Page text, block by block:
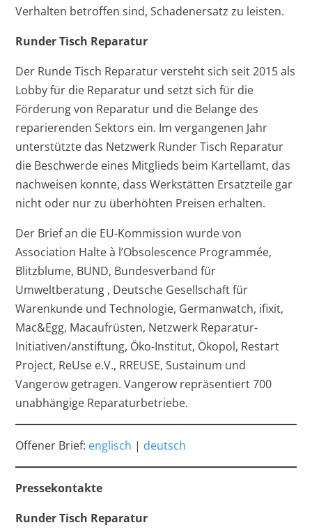
Verhalten betroffen sind, Schadenersatz zu leisten.
Runder Tisch Reparatur
Der Runde Tisch Reparatur versteht sich seit 2015 als
Lobby für die Reparatur und setzt sich für die
Förderung von Reparatur und die Belange des
reparierenden Sektors ein. Im vergangenen Jahr
unterstützte das Netzwerk Runder Tisch Reparatur
die Beschwerde eines Mitglieds beim Kartellamt, das
nachweisen konnte, dass Werkstätten Ersatzteile gar
nicht oder nur zu überhöhten Preisen erhalten.
Der Brief an die EU-Kommission wurde von
Association Halte à l’Obsolescence Programmée,
Blitzblume, BUND, Bundesverband für
Umweltberatung , Deutsche Gesellschaft für
Warenkunde und Technologie, Germanwatch, ifixit,
Mac&Egg, Macaufrüsten, Netzwerk Reparatur-
Initiativen/anstiftung, Öko-Institut, Ökopol, Restart
Project, ReUse e.V., RREUSE, Sustainum und
Vangerow getragen. Vangerow repräsentiert 700
unabhängige Reparaturbetriebe.
Offener Brief: englisch | deutsch
Pressekontakte
Runder Tisch Reparatur